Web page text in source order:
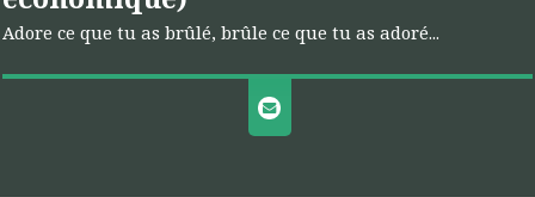
Adore ce que tu as brûlé, brûle ce que tu as adoré...